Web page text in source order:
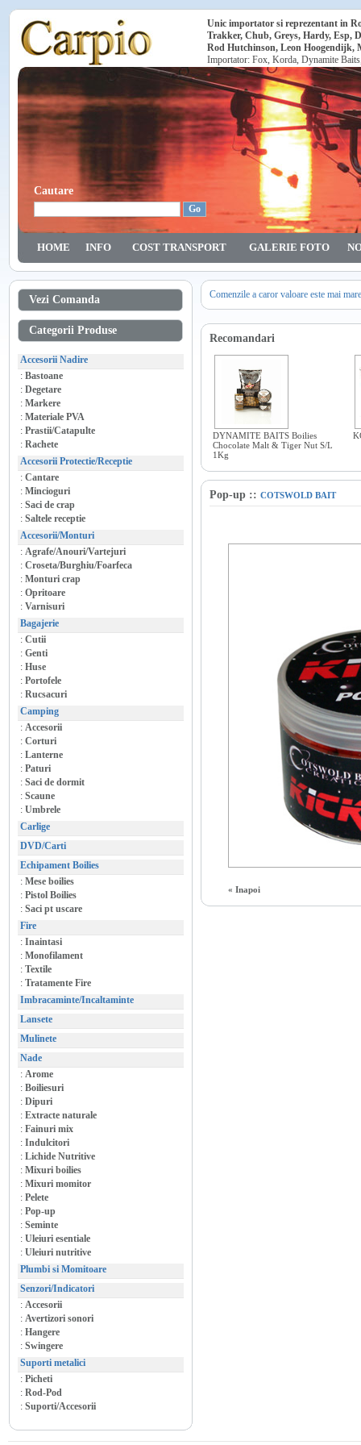
Unic importator si reprezentant in
Trakker, Chub, Greys, Hardy, Esp,
Rod Hutchinson, Leon Hoogendijk,
Importator: Fox, Korda, Dynamite
Cautare
HOME INFO COST TRANSPORT GALERIE FOTO
Vezi Comanda
Categorii Produse
Accesorii Nadire
: Bastoane
: Degetare
: Markere
: Materiale PVA
: Prastii/Catapulte
: Rachete
Accesorii Protectie/Receptie
: Cantare
: Mincioguri
: Saci de crap
: Saltele receptie
Accesorii/Monturi
: Agrafe/Anouri/Vartejuri
: Croseta/Burghiu/Foarfeca
: Monturi crap
: Opritoare
: Varnisuri
Bagajerie
: Cutii
: Genti
: Huse
: Portofele
: Rucsacuri
Camping
: Accesorii
: Corturi
: Lanterne
: Paturi
: Saci de dormit
: Scaune
: Umbrele
Carlige
DVD/Carti
Echipament Boilies
: Mese boilies
: Pistol Boilies
: Saci pt uscare
Fire
: Inaintasi
: Monofilament
: Textile
: Tratamente Fire
Imbracaminte/Incaltaminte
Lansete
Mulinete
Nade
: Arome
: Boiliesuri
: Dipuri
: Extracte naturale
: Fainuri mix
: Indulcitori
: Lichide Nutritive
: Mixuri boilies
: Mixuri momitor
: Pelete
: Pop-up
: Seminte
: Uleiuri esentiale
: Uleiuri nutritive
Plumbi si Momitoare
Senzori/Indicatori
: Accesorii
: Avertizori sonori
: Hangere
: Swingere
Suporti metalici
: Picheti
: Rod-Pod
: Suporti/Accesorii
Comenzile a caror valoare este mai
Recomandari
DYNAMITE BAITS Boilies
Chocolate Malt & Tiger Nut S/L
1Kg
Pop-up :: COTSWOLD BAIT
« Inapoi